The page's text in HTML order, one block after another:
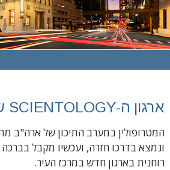
ארגון ה-SCIENTOLOGY של דטרויט
המטרופולין במערב התיכון של ארה"ב
ונמצא בדרכו חזרה, ועכשיו מקבל בברכה
רוחנית בארגון חדש במרכז העיר.